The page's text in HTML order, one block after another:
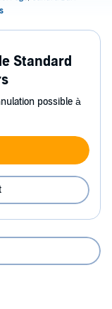
Standard
possible à